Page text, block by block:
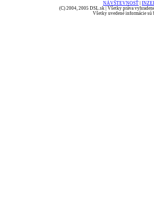
NÁVŠTEVNOSŤ
(C) 2004, 2005 DSL.sk | Všetky práva
Všetky uvedené informácie sú